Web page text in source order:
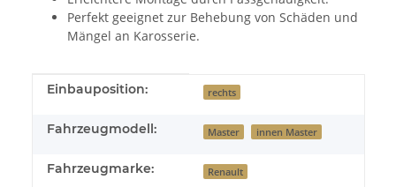
Perfekt geeignet zur Behebung von Schäden und
Mängel an Karosserie.
Produkteigenschaft
Wert
Einbauposition: rechts
Fahrzeugmodell: Master innen Master
Fahrzeugmarke: Renault